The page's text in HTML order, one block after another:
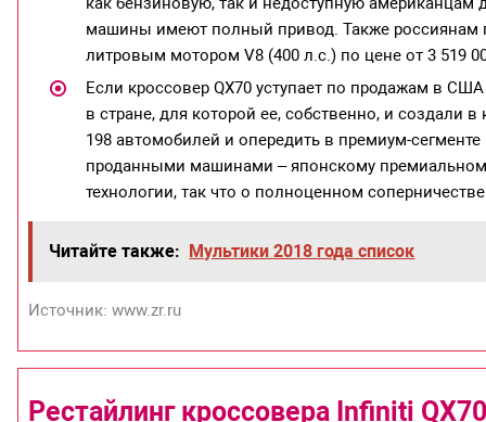
машины имеют полный привод. Также россиянам
литровым мотором V8 (400 л.с.) по цене от 3 519
Если кроссовер QX70 уступает по продажам в
в стране, для которой ее, собственно, и создали
198 автомобилей и опередить в премиум-
проданными машинами – японскому
технологии, так что о полноценном
Читайте также: Мультики 2018 года список
Источник: www.zr.ru
Рестайлинг кроссовера Infiniti